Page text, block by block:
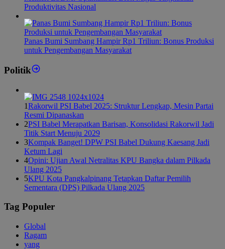
Produktivitas Nasional
Panas Bumi Sumbang Hampir Rp1 Triliun: Bonus Produksi
untuk Pengembangan Masyarakat
Politik
1Rakorwil PSI Babel 2025: Struktur Lengkap, Mesin Partai
Resmi Dipanaskan
2PSI Babel Merapatkan Barisan, Konsolidasi Rakorwil Jadi
Titik Start Menuju 2029
3Kompak Banget! DPW PSI Babel Dukung Kaesang Jadi
Ketum Lagi
4Opini: Ujian Awal Netralitas KPU Bangka dalam Pilkada
Ulang 2025
5KPU Kota Pangkalpinang Tetapkan Daftar Pemilih
Sementara (DPS) Pilkada Ulang 2025
Tag Populer
Global
Ragam
yang